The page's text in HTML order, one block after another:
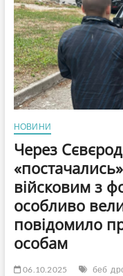
якого
є
КП
ТРУ»
НОВИНИ
Через
війсковим з
особливо
повідомило
особам
06.10.2025 беб